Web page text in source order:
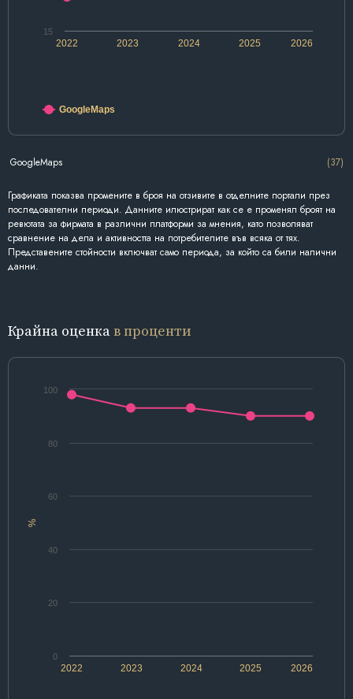
2022 2024 2026
2023 2025
15
GoogleMaps
GoogleMaps (37)
Графиката показва промените в броя на отзивите в отделните портали през
последователни периоди. Данните илюстрират как се е променял броят на
ревютата за фирмата в различни платформи за мнения, като позволяват
сравнение на дела и активността на потребителите във всяка от тях.
Представените стойности включват само периода, за който са били налични
данни.
Крайна оценкав проценти
%
2022 2024 2026
2023 2025
0
20
40
60
80
100